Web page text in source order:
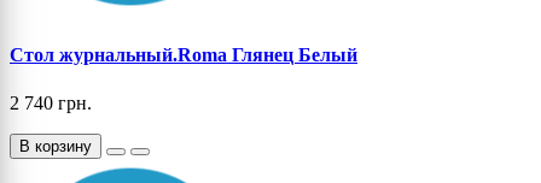
Стол журнальный.Roma Глянец Белый
2 740 грн.
В корзину